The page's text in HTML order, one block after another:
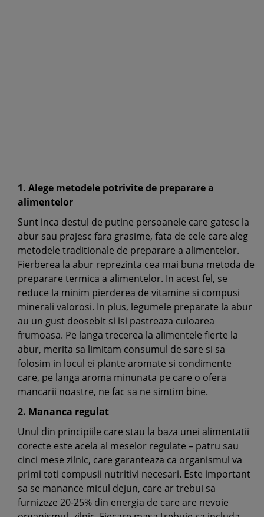
1. Alege metodele potrivite de preparare a
alimentelor
Sunt inca destul de putine persoanele care gatesc la
abur sau prajesc fara grasime, fata de cele care aleg
metodele traditionale de preparare a alimentelor.
Fierberea la abur reprezinta cea mai buna metoda de
preparare termica a alimentelor. In acest fel, se
reduce la minim pierderea de vitamine si compusi
minerali valorosi. In plus, legumele preparate la abur
au un gust deosebit si isi pastreaza culoarea
frumoasa. Pe langa trecerea la alimentele fierte la
abur, merita sa limitam consumul de sare si sa
folosim in locul ei plante aromate si condimente
care, pe langa aroma minunata pe care o ofera
mancarii noastre, ne fac sa ne simtim bine.
2. Mananca regulat
Unul din principiile care stau la baza unei alimentatii
corecte este acela al meselor regulate – patru sau
cinci mese zilnic, care garanteaza ca organismul va
primi toti compusii nutritivi necesari. Este important
sa se manance micul dejun, care ar trebui sa
furnizeze 20-25% din energia de care are nevoie